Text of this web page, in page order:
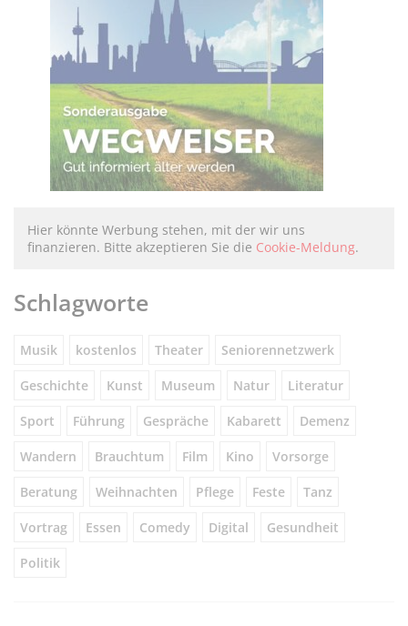
Hier könnte Werbung stehen, mit der wir uns
finanzieren. Bitte akzeptieren Sie die Cookie-Meldung.
Schlagworte
Musik kostenlos Theater Seniorennetzwerk
Geschichte Kunst Museum Natur Literatur
Sport Führung Gespräche Kabarett Demenz
Wandern Brauchtum Film Kino Vorsorge
Beratung Weihnachten Pflege Feste Tanz
Vortrag Essen Comedy Digital Gesundheit
Politik